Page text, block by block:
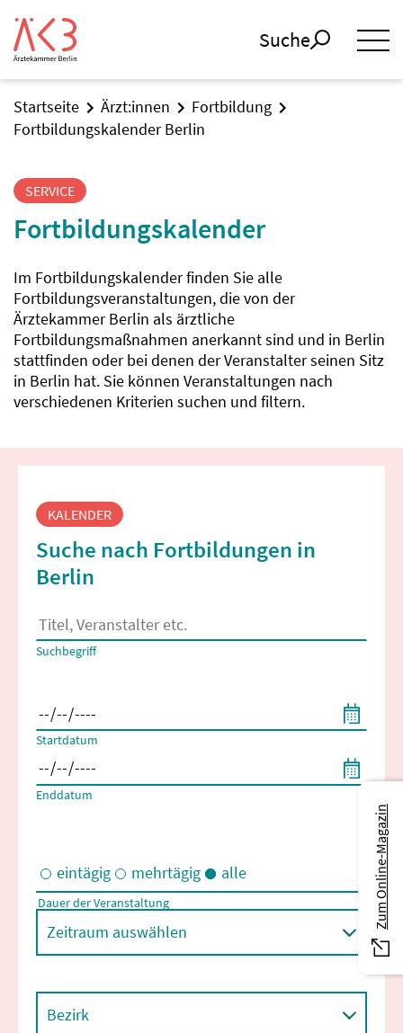
Suche
Startseite Ärzt:innen
Fortbildung
Fortbildungskalender Berlin
SERVICE
Fortbildungskalender
Im Fortbildungskalender finden Sie alle
Fortbildungsveranstaltungen, die von der
Ärztekammer Berlin als ärztliche
Fortbildungsmaßnahmen anerkannt sind und in Berlin
stattfinden oder bei denen der Veranstalter seinen Sitz
in Berlin hat. Sie können Veranstaltungen nach
verschiedenen Kriterien suchen und filtern.
Fortbildungssuche
KALENDER
Suche nach Fortbildungen in
Berlin
Es erscheinen Suchvorschläge, wenn mindestens 2 Zeichen
Suchbegriff
Startdatum
Enddatum
Eintägige und/oder mehrtägige Veranstaltungen
eintägig mehrtägig alle
Dauer der Veranstaltung
Zeitraum auswählen
Bezirk
Zum Online-Magazin